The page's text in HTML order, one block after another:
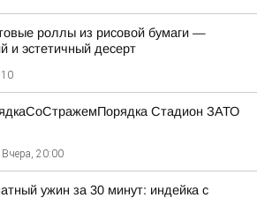
роллы из рисовой бумаги —
и эстетичный десерт
Стадион ЗАТО
Вчера, 20:00
ужин за 30 минут: индейка с